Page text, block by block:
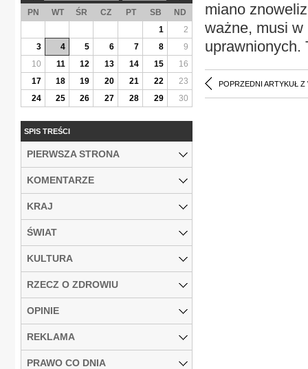
miano
ważne, musi w
uprawnionych.
POPRZEDNI ARTYKUŁ Z
PN WT ŚR CZ PT SB
ND
1
2
3
4 5 6 7 8
9
10
11 12 13 14 15
16
17
18 19 20 21 22
23
24
25 26 27 28 29 30
SPIS TREŚCI
PIERWSZA STRONA
KOMENTARZE
KRAJ
ŚWIAT
KULTURA
RZECZ O ZDROWIU
OPINIE
REKLAMA
PRAWO CO DNIA